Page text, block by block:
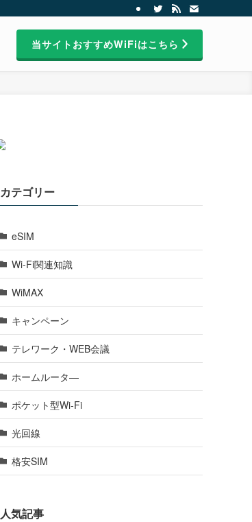
当サイトおすすめWiFiはこちら
カテゴリー
eSIM
Wi-Fi関連知識
WiMAX
キャンペーン
テレワーク・WEB会議
ホームルータ―
ポケット型Wi-Fi
光回線
格安SIM
人気記事